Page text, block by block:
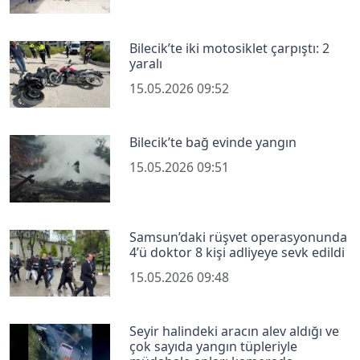
Bilecik’te iki motosiklet çarpıştı: 2
yaralı
15.05.2026 09:52
Bilecik’te bağ evinde yangın
15.05.2026 09:51
Samsun’daki rüşvet operasyonunda
4’ü doktor 8 kişi adliyeye sevk edildi
15.05.2026 09:48
Seyir halindeki aracın alev aldığı ve
çok sayıda yangın tüpleriyle